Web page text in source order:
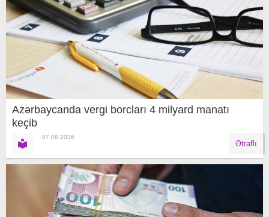
Azərbaycanda vergi borcları 4 milyard manatı
keçib
07.08.2026
Ətraflı